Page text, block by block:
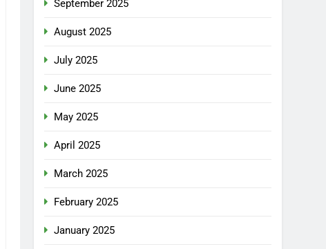
September 2025
August 2025
July 2025
June 2025
May 2025
April 2025
March 2025
February 2025
January 2025